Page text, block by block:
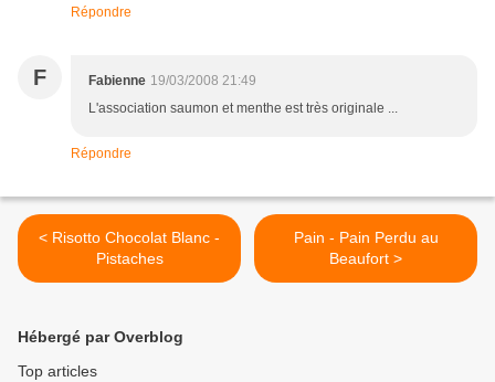
Répondre
F Fabienne 19/03/2008 21:49
L'association saumon et menthe est très originale ...
Répondre
< Risotto Chocolat Blanc -
Pistaches
Pain - Pain Perdu au
Beaufort >
Hébergé par Overblog
Top articles